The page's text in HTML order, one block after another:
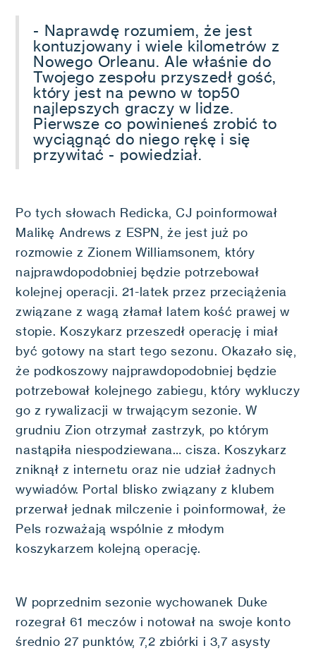
- Naprawdę rozumiem, że jest
kontuzjowany i wiele kilometrów z
Nowego Orleanu. Ale właśnie do
Twojego zespołu przyszedł gość,
który jest na pewno w top50
najlepszych graczy w lidze.
Pierwsze co powinieneś zrobić to
wyciągnąć do niego rękę i się
przywitać - powiedział.
Po tych słowach Redicka, CJ poinformował
Malikę Andrews z ESPN, że jest już po
rozmowie z Zionem Williamsonem, który
najprawdopodobniej będzie potrzebował
kolejnej operacji. 21-latek przez przeciążenia
związane z wagą złamał latem kość prawej w
stopie. Koszykarz przeszedł operację i miał
być gotowy na start tego sezonu. Okazało się,
że podkoszowy najprawdopodobniej będzie
potrzebował kolejnego zabiegu, który wykluczy
go z rywalizacji w trwającym sezonie. W
grudniu Zion otrzymał zastrzyk, po którym
nastąpiła niespodziewana… cisza. Koszykarz
zniknął z internetu oraz nie udział żadnych
wywiadów. Portal blisko związany z klubem
przerwał jednak milczenie i poinformował, że
Pels rozważają wspólnie z młodym
koszykarzem kolejną operację.
W poprzednim sezonie wychowanek Duke
rozegrał 61 meczów i notował na swoje konto
średnio 27 punktów, 7,2 zbiórki i 3,7 asysty